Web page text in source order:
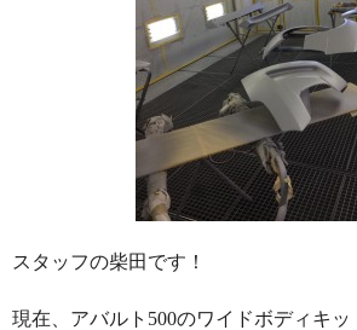
スタッフの柴田です！
現在、アバルト500のワイドボディキ